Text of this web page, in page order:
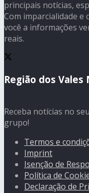
principais notícias,
Com imparcialidade e
você a informações
reais.
Região dos Vales
Receba notícias no
grupo!
Termos e
Imprint
Isenção de
Política de
Declaração de